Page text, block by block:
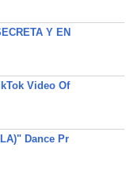
Y EN
Video Of
Dance Pr